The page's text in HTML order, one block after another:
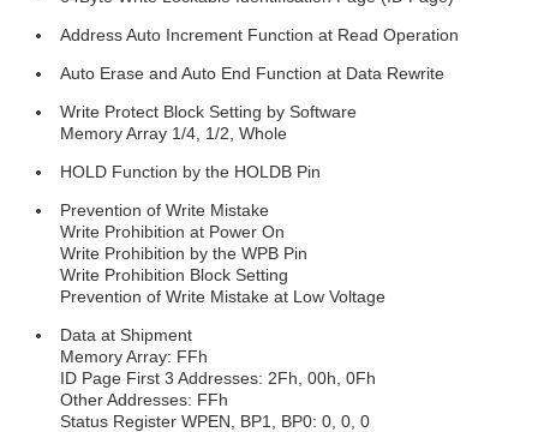
Address Auto Increment Function at Read Operation
Auto Erase and Auto End Function at Data Rewrite
Write Protect Block Setting by Software
Memory Array 1/4, 1/2, Whole
HOLD Function by the HOLDB Pin
Prevention of Write Mistake
Write Prohibition at Power On
Write Prohibition by the WPB Pin
Write Prohibition Block Setting
Prevention of Write Mistake at Low Voltage
Data at Shipment
Memory Array: FFh
ID Page First 3 Addresses: 2Fh, 00h, 0Fh
Other Addresses: FFh
Status Register WPEN, BP1, BP0: 0, 0, 0